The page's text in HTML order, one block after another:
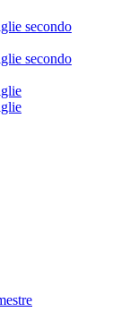
secondo
secondo